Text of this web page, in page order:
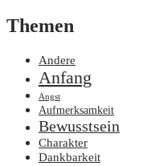
Themen
Andere
Anfang
Angst
Aufmerksamkeit
Bewusstsein
Charakter
Dankbarkeit